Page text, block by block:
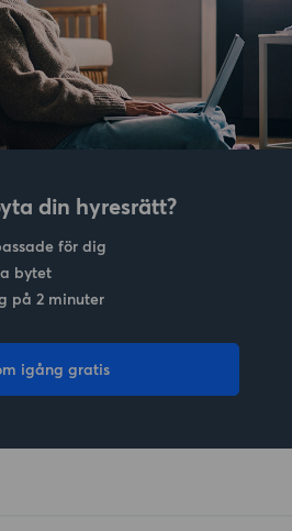
din hyresrätt?
för dig
bytet
på 2 minuter
igång gratis